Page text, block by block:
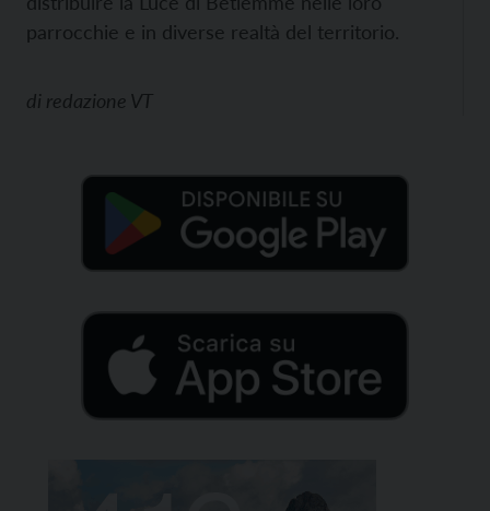
parrocchie e in diverse realtà del territorio.
di redazione VT